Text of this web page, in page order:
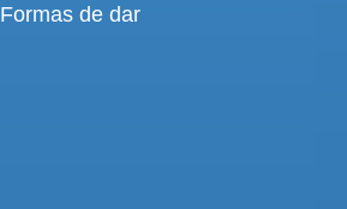
Formas de dar